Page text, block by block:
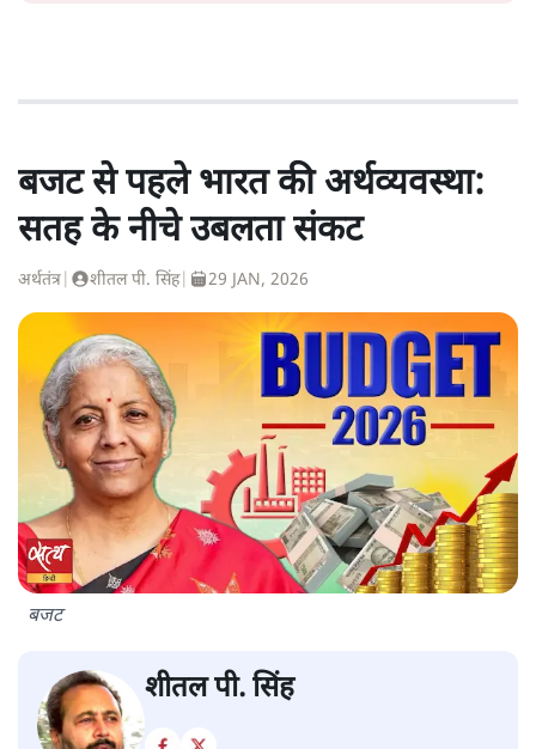
बजट से पहले भारत की अर्थव्यवस्था:
सतह के नीचे उबलता संकट
अर्थतंत्र शीतल पी. सिंह| 29 JAN, 2026
बजट
शीतल पी. सिंह